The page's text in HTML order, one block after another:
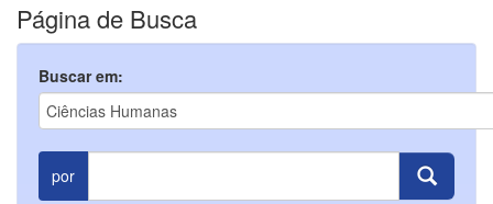
Página de Busca
Buscar em:
por